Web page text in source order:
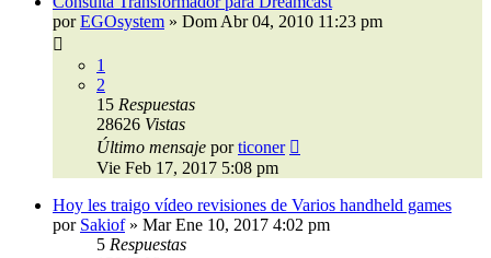
porEGOsystem » Dom Abr 04, 2010 11:23 pm
1
2
15 Respuestas
28626 Vistas
Último mensaje porticoner
Vie Feb 17, 2017 5:08 pm
Hoy les traigo vídeo revisiones de Varios handheld games
por Sakiof» Mar Ene 10, 2017 4:02 pm
5 Respuestas